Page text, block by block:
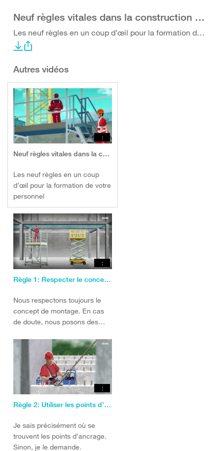
Neuf règles vitales dans la construction en éléments en béton
Les neuf règles en un coup d’œil pour la formation de votre personnel
Autres vidéos
:
Neuf règles vitales dans la construction en éléments en béton
Les neuf règles en un coup
d’œil pour la formation de votre
personnel
:
Règle 1: Respecter le concept de montage
Nous respectons toujours le
concept de montage. En cas
de doute, nous posons des
:
Règle 2: Utiliser les points d’arrimage prévus.
Je sais précisément où se
trouvent les points d’ancrage.
Sinon, je le demande.